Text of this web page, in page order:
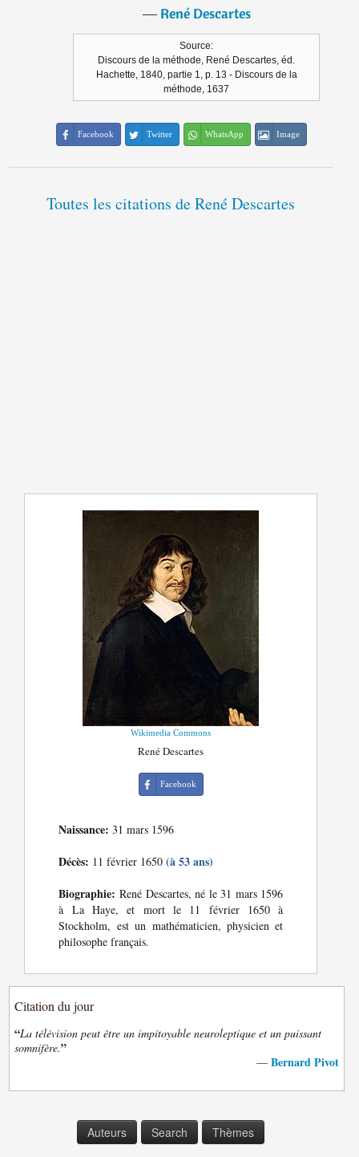
―René Descartes
Source:
Discours de la méthode, René Descartes, éd.
Hachette, 1840, partie 1, p. 13 - Discours de la
méthode, 1637
Facebook Twitter WhatsApp Image
Toutes les citations de René Descartes
Wikimedia Commons
René Descartes
Facebook
Naissance: 31 mars 1596
Décès: 11 février 1650(à 53 ans)
Biographie: René Descartes, né le 31 mars 1596
à La Haye, et mort le 11 février 1650 à
Stockholm, est un mathématicien, physicien et
philosophe français.
Citation du jour
“La télévision peut être un impitoyable neuroleptique et un puissant
somnifère.”
— Bernard Pivot
Auteurs Search Thèmes